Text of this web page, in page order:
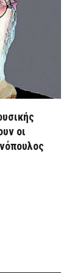
οι